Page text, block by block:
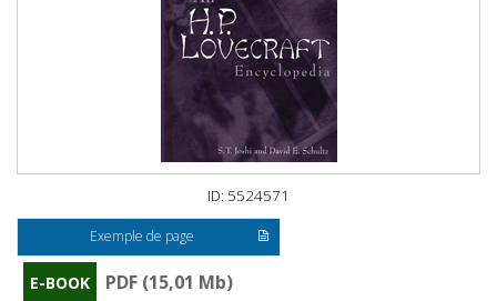
ID: 5524571
Exemple de page
E-BOOK
PDF (15,01 Mb)